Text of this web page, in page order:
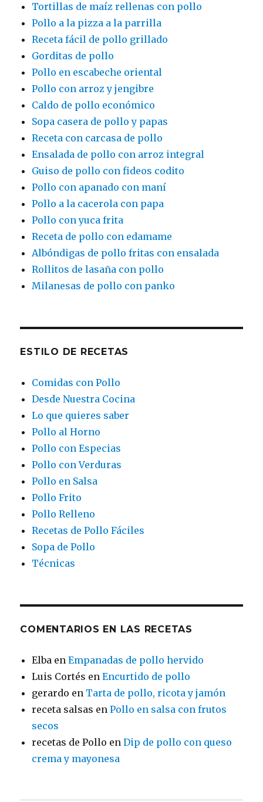
Tortillas de maíz rellenas con pollo
Pollo a la pizza a la parrilla
Receta fácil de pollo grillado
Gorditas de pollo
Pollo en escabeche oriental
Pollo con arroz y jengibre
Caldo de pollo económico
Sopa casera de pollo y papas
Receta con carcasa de pollo
Ensalada de pollo con arroz integral
Guiso de pollo con fideos codito
Pollo con apanado con maní
Pollo a la cacerola con papa
Pollo con yuca frita
Receta de pollo con edamame
Albóndigas de pollo fritas con ensalada
Rollitos de lasaña con pollo
Milanesas de pollo con panko
ESTILO DE RECETAS
Comidas con Pollo
Desde Nuestra Cocina
Lo que quieres saber
Pollo al Horno
Pollo con Especias
Pollo con Verduras
Pollo en Salsa
Pollo Frito
Pollo Relleno
Recetas de Pollo Fáciles
Sopa de Pollo
Técnicas
COMENTARIOS EN LAS RECETAS
Elba enEmpanadas de pollo hervido
Luis Cortés enEncurtido de pollo
gerardo en Tarta de pollo, ricota y jamón
receta salsas enPollo en salsa con frutos
secos
recetas de Pollo enDip de pollo con queso
crema y mayonesa